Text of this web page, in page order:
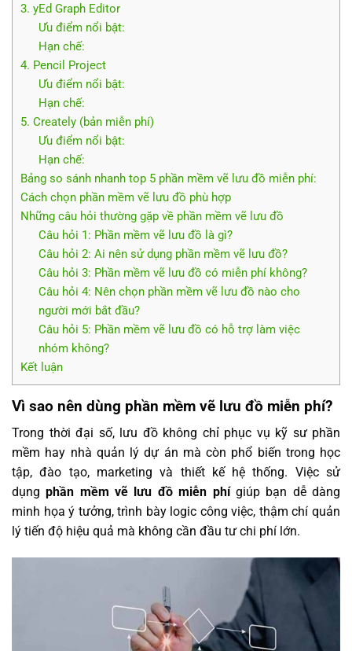
3. yEd Graph Editor
Ưu điểm nổi bật:
Hạn chế:
4. Pencil Project
Ưu điểm nổi bật:
Hạn chế:
5. Creately (bản miễn phí)
Ưu điểm nổi bật:
Hạn chế:
Bảng so sánh nhanh top 5 phần mềm vẽ lưu đồ miễn phí:
Cách chọn phần mềm vẽ lưu đồ phù hợp
Những câu hỏi thường gặp về phần mềm vẽ lưu đồ
Câu hỏi 1: Phần mềm vẽ lưu đồ là gì?
Câu hỏi 2: Ai nên sử dụng phần mềm vẽ lưu đồ?
Câu hỏi 3: Phần mềm vẽ lưu đồ có miễn phí không?
Câu hỏi 4: Nên chọn phần mềm vẽ lưu đồ nào cho
người mới bắt đầu?
Câu hỏi 5: Phần mềm vẽ lưu đồ có hỗ trợ làm việc
nhóm không?
Kết luận
Vì sao nên dùng phần mềm vẽ lưu đồ miễn phí?
Trong thời đại số, lưu đồ không chỉ phục vụ kỹ sư phần
mềm hay nhà quản lý dự án mà còn phổ biến trong học
tập, đào tạo, marketing và thiết kế hệ thống. Việc sử
dụngphần mềm vẽ lưu đồ miễn phígiúp bạn dễ dàng
minh họa ý tưởng, trình bày logic công việc, thậm chí quản
lý tiến độ hiệu quả mà không cần đầu tư chi phí lớn.